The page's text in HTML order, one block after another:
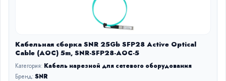
Кабельная сборка SNR 25Gb SFP28 Active Optical
Cable (AOC) 5m, SNR-SFP28-AOC-5
Категория: Кабель нарезной для сетевого оборудования
Бренд:SNR